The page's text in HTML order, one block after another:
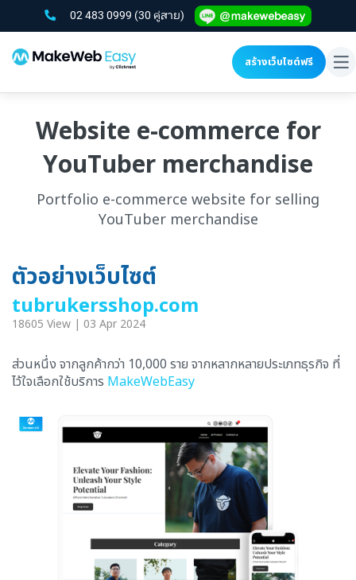
02 483 0999 (30 คู่สาย)
สร้างเว็บไซต์ฟรี
Website e-commerce for
YouTuber merchandise
Portfolio e-commerce website for selling
YouTuber merchandise
ตัวอย่างเว็บไซต์
tubrukersshop.com
18605 View | 03 Apr 2024
ส่วนหนึ่ง จากลูกค้ากว่า 10,000 ราย จากหลากหลายประเภทธุรกิจ ที่
ไว้ใจเลือกใช้บริการ MakeWebEasy